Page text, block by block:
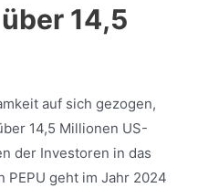
14,5
auf sich gezogen,
14,5 Millionen US-
der Investoren in das
PEPU geht im Jahr 2024